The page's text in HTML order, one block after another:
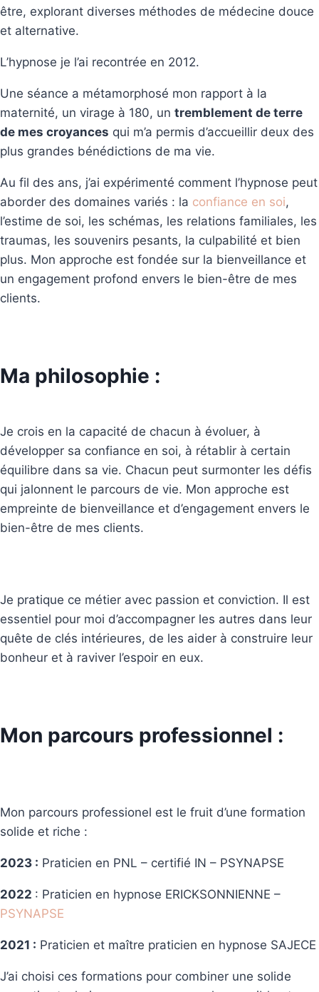
être, explorant diverses méthodes de médecine douce
et alternative.
L’hypnose je l’ai recontrée en 2012.
Une séance a métamorphosé mon rapport à la
maternité, un virage à 180, un tremblement de terre
de mes croyances qui m’a permis d’accueillir deux des
plus grandes bénédictions de ma vie.
Au fil des ans, j’ai expérimenté comment l’hypnose peut
aborder des domaines variés : la confiance en soi,
l’estime de soi, les schémas, les relations familiales, les
traumas, les souvenirs pesants, la culpabilité et bien
plus. Mon approche est fondée sur la bienveillance et
un engagement profond envers le bien-être de mes
clients.
Ma philosophie :
Je crois en la capacité de chacun à évoluer, à
développer sa confiance en soi, à rétablir à certain
équilibre dans sa vie. Chacun peut surmonter les défis
qui jalonnent le parcours de vie. Mon approche est
empreinte de bienveillance et d’engagement envers le
bien-être de mes clients.
Je pratique ce métier avec passion et conviction. Il est
essentiel pour moi d’accompagner les autres dans leur
quête de clés intérieures, de les aider à construire leur
bonheur et à raviver l’espoir en eux.
Mon parcours professionnel :
Mon parcours professionel est le fruit d’une formation
solide et riche :
2023 : Praticien en PNL – certifié IN – PSYNAPSE
2022 : Praticien en hypnose ERICKSONNIENNE –
PSYNAPSE
2021 : Praticien et maître praticien en hypnose SAJECE
J’ai choisi ces formations pour combiner une solide